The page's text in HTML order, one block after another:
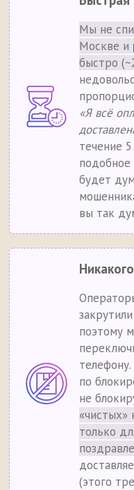
Мы не
Москве и
быстро
«Я всё
течение
будет
вы так
поэтому
по
не
«чистых»
только
(этого